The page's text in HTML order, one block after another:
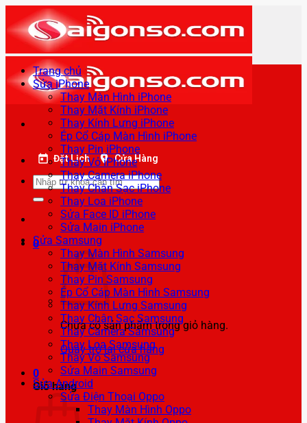
qua
nội
dung
Đặt Lịch Cửa Hàng
Tìm
kiếm:
0
Chưa có sản phẩm trong giỏ hàng.
Quay trở lại cửa hàng
0
Giỏ hàng
Trang chủ
Sửa iPhone
Thay Màn Hình iPhone
Thay Mặt Kính iPhone
Thay Kính Lưng iPhone
Ép Cổ Cáp Màn Hình iPhone
Thay Pin iPhone
Thay Vỏ iPhone
Thay Camera iPhone
Thay Chân Sạc iPhone
Thay Loa iPhone
Sửa Face ID iPhone
Sửa Main iPhone
Sửa Samsung
Thay Màn Hình Samsung
Thay Mặt Kính Samsung
Thay Pin Samsung
Ép Cổ Cáp Màn Hình Samsung
Thay Kính Lưng Samsung
Thay Chân Sạc Samsung
Thay Camera Samsung
Thay Loa Samsung
Thay Vỏ Samsung
Sửa Main Samsung
Sửa Android
Sửa Điện Thoại Oppo
Thay Màn Hình Oppo